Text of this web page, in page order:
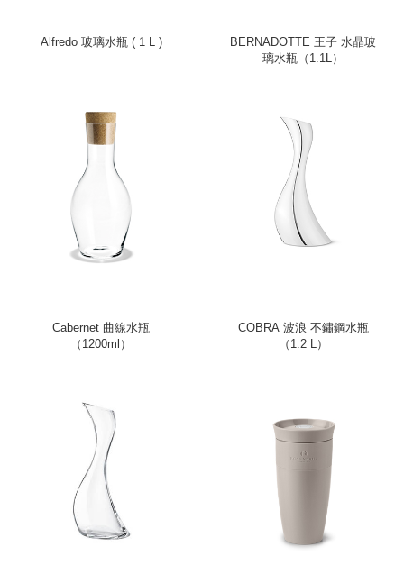
Alfredo 玻璃水瓶 ( 1 L )
BERNADOTTE 王子 水晶玻
璃水瓶（1.1L）
Cabernet 曲線水瓶
（1200ml）
COBRA 波浪 不鏽鋼水瓶
（1.2 L）